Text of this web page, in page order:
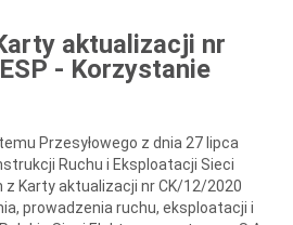
aktualizacji nr
- Korzystanie
Przesyłowego z dnia 27 lipca
Ruchu i Eksploatacji Sieci
z Karty aktualizacji nr CK/12/2020
prowadzenia ruchu, eksploatacji i